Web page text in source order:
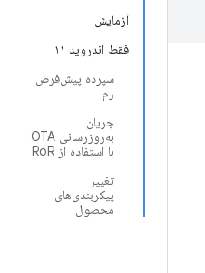
آزمایش
فقط اندروید ۱۱
سپرده پیش‌فرض
رم
جریان
به‌روزرسانی OTA
با استفاده از RoR
تغییر
پیکربندی‌های
محصول